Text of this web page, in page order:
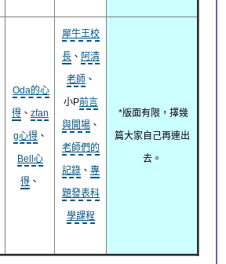
Oda的心
得、 zfan
g心得、
Bell心
得 、
犀牛王校
長、 阿清
老師 、
小P前言
與開場、
老師們的
記錄、 專
題發表科
學課程
*版面有限，擇幾
篇大家自己再連出
去。